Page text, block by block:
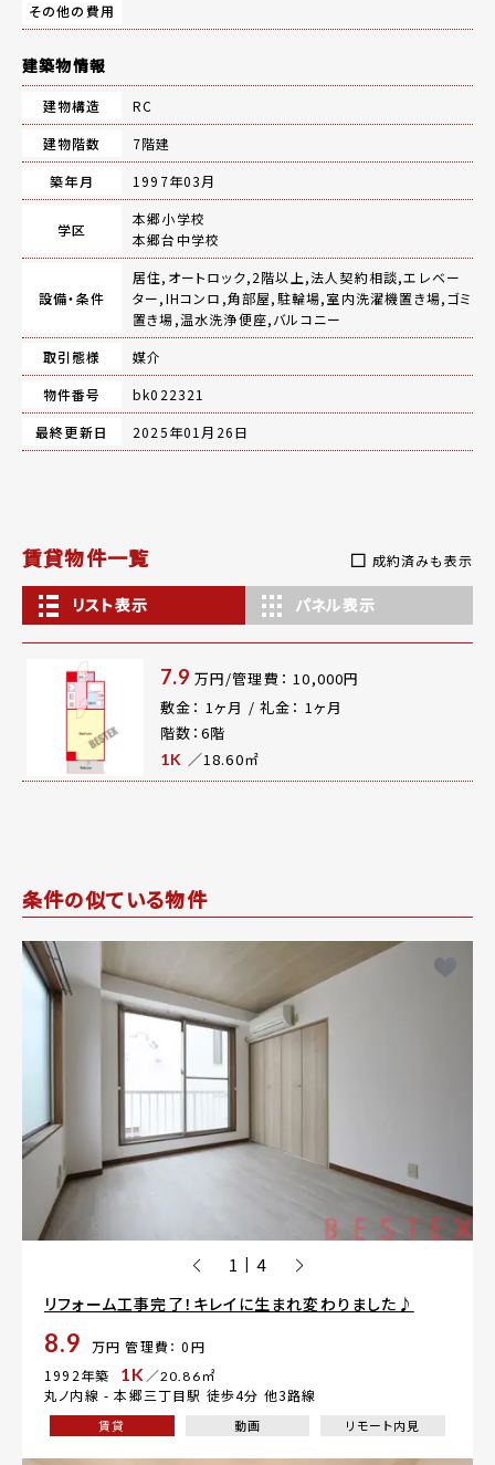
その他の費用
建築物情報
建物構造
RC
建物階数
7階建
築年月
1997年03月
学区
本郷小学校
本郷台中学校
設備・条件
居住,オートロック,2階以上,法人契約相談,エレベー
ター,IHコンロ,角部屋,駐輪場,室内洗濯機置き場,ゴミ
置き場,温水洗浄便座,バルコニー
取引態様
媒介
物件番号
bk022321
最終更新日
2025年01月26日
賃貸物件一覧 成約済みも表示
リスト表示 パネル表示
7.9 万円/管理費： 10,000円
敷金： 1ヶ月 / 礼金： 1ヶ月
階数：6階
1K ／18.60㎡
条件の似ている物件
1 | 4
リフォーム工事完了！キレイに生まれ変わりました♪
8.9 万円 管理費： 0円
1992年築
1K ／20.86㎡
丸ノ内線 -本郷三丁目駅 徒歩4分 他3路線
賃貸 動画 リモート内見